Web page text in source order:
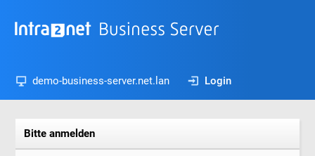
demo-business-server.net.lan Login
Bitte anmelden